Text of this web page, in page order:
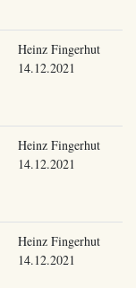
Heinz Fingerhut
14.12.2021
Heinz Fingerhut
14.12.2021
Heinz Fingerhut
14.12.2021